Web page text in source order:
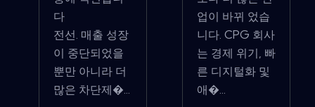
다
전선. 매출 성장
이 중단되었을
뿐만 아니라 더
많은 차단제�...
업이 바뀌 었습
니다. CPG 회사
는 경제 위기, 빠
른 디지털화 및
애�...